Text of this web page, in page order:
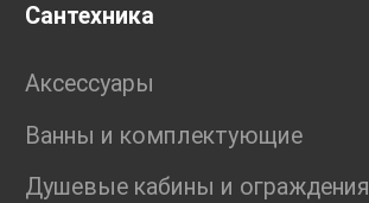
Сантехника
Аксессуары
Ванны и комплектующие
Душевые кабины и ограждения